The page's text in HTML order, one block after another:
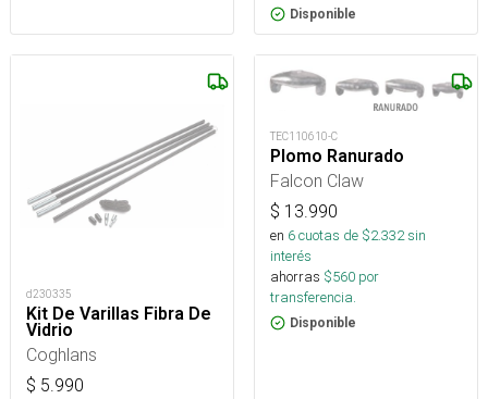
Disponible
d230335
Kit De Varillas Fibra De
Vidrio
Coghlans
$ 5.990
TEC110610-C
Plomo Ranurado
Falcon Claw
$ 13.990
en 6cuotas de $2.332sin
interés
ahorras $560 por
transferencia.
Disponible